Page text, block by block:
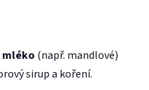
heslo
(např. mandlové)
sirup a koření.